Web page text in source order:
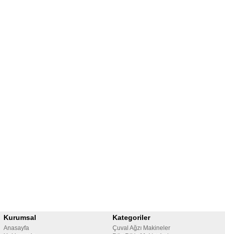
Kurumsal
Anasayfa
Kategoriler
Çuval Ağzı Makineler